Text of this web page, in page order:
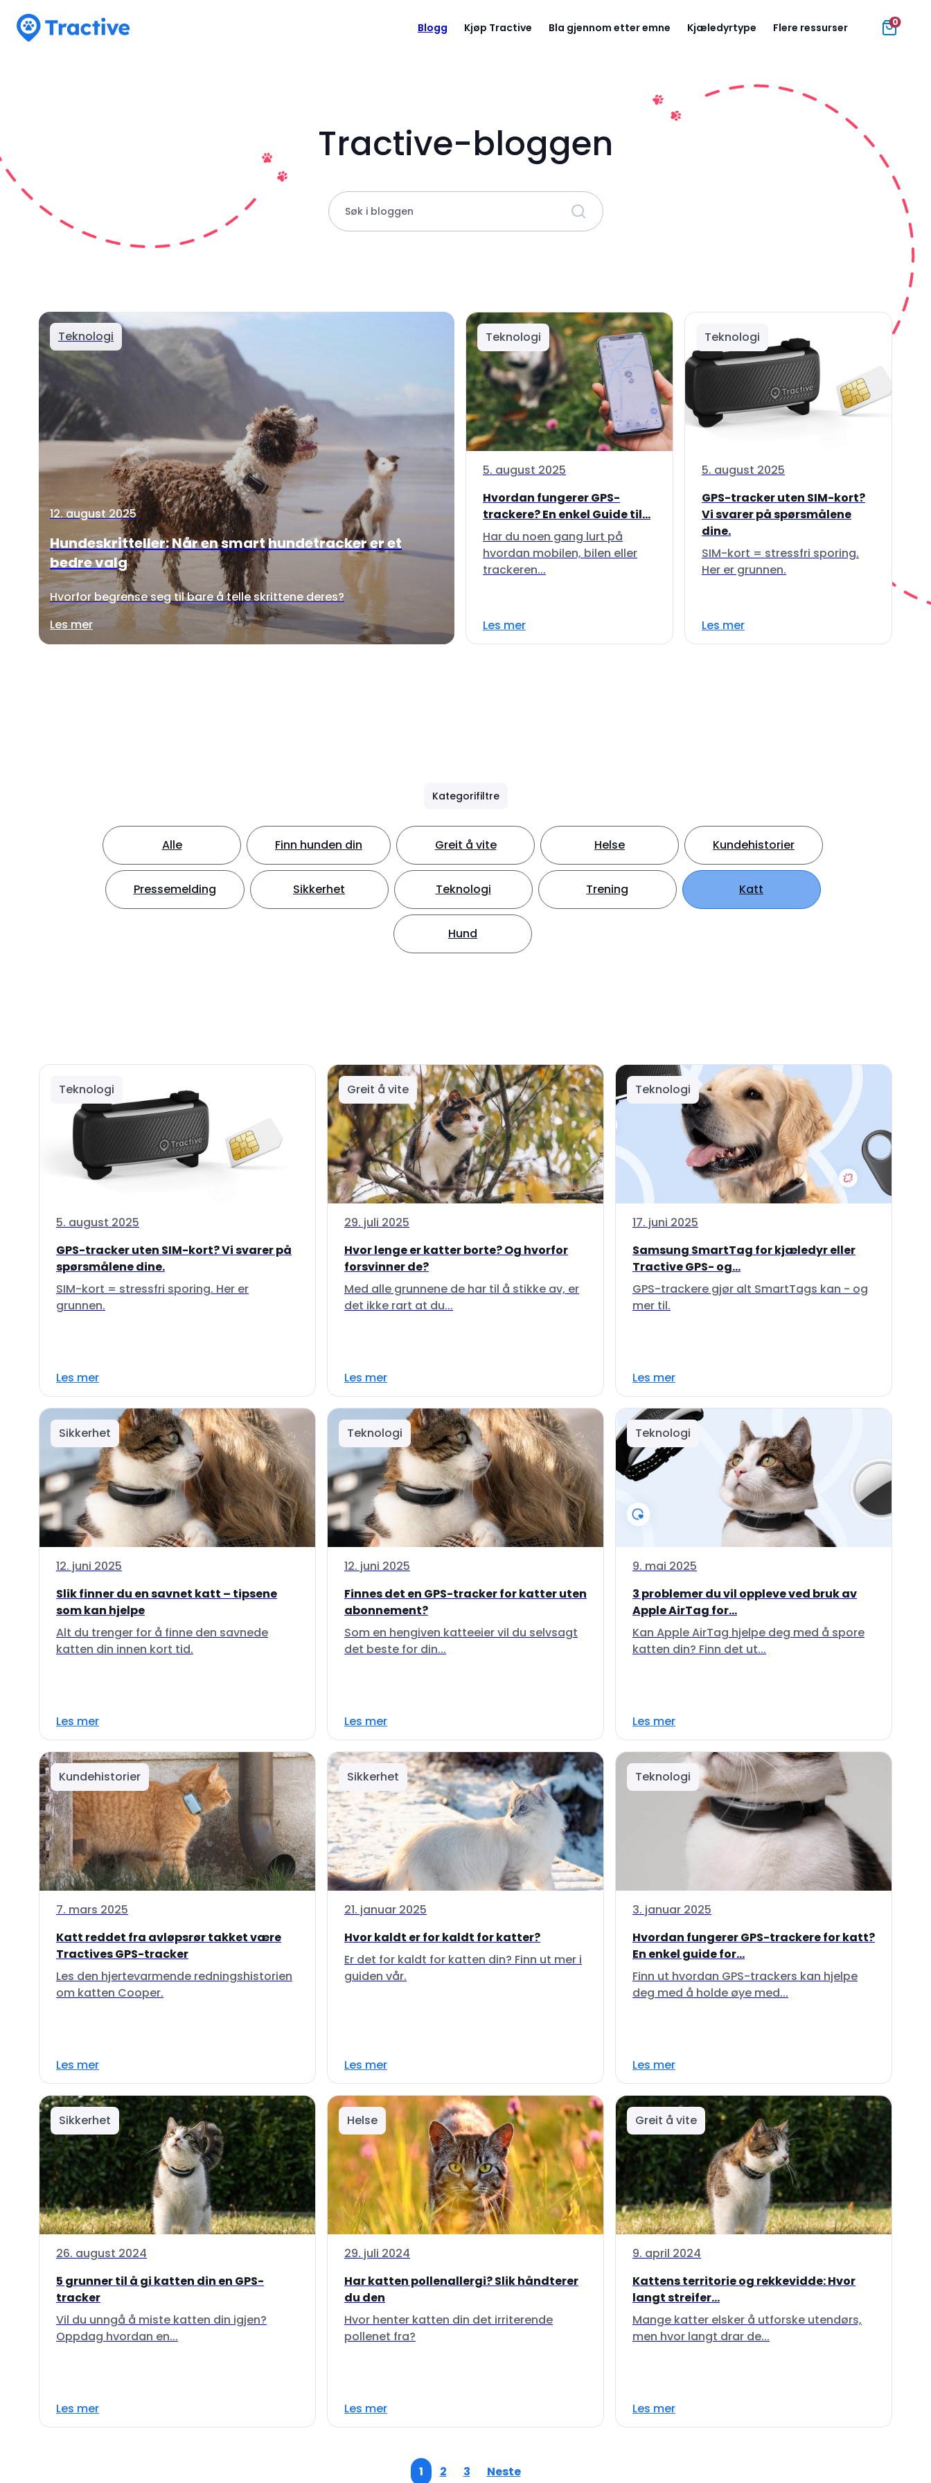
Blogg Kjøp Tractive Bla gjennom etter emne Kjæledyrtype Flere ressurser 0
Tractive-bloggen
Søk i bloggen
Teknologi
12. august 2025
Hundeskritteller: Når en smart hundetracker er et
bedre valg
Hvorfor begrense seg til bare å telle skrittene deres?
Les mer
Teknologi
5. august 2025
Hvordan fungerer GPS-
trackere? En enkel Guide til...
Har du noen gang lurt på
hvordan mobilen, bilen eller
trackeren...
Les mer
Teknologi
5. august 2025
GPS-tracker uten SIM-kort?
Vi svarer på spørsmålene
dine.
SIM-kort = stressfri sporing.
Her er grunnen.
Les mer
Kategorifiltre
Alle Finn hunden din Greit å vite Helse Kundehistorier
Pressemelding Sikkerhet Teknologi Trening Katt
Hund
Teknologi
5. august 2025
GPS-tracker uten SIM-kort? Vi svarer på
spørsmålene dine.
SIM-kort = stressfri sporing. Her er
grunnen.
Les mer
Greit å vite
29. juli 2025
Hvor lenge er katter borte? Og hvorfor
forsvinner de?
Med alle grunnene de har til å stikke av, er
det ikke rart at du...
Les mer
Teknologi
17. juni 2025
Samsung SmartTag for kjæledyr eller
Tractive GPS- og...
GPS-trackere gjør alt SmartTags kan - og
mer til.
Les mer
Sikkerhet
12. juni 2025
Slik finner du en savnet katt – tipsene
som kan hjelpe
Alt du trenger for å finne den savnede
katten din innen kort tid.
Les mer
Teknologi
12. juni 2025
Finnes det en GPS-tracker for katter uten
abonnement?
Som en hengiven katteeier vil du selvsagt
det beste for din...
Les mer
Teknologi
9. mai 2025
3 problemer du vil oppleve ved bruk av
Apple AirTag for...
Kan Apple AirTag hjelpe deg med å spore
katten din? Finn det ut...
Les mer
Kundehistorier
7. mars 2025
Katt reddet fra avløpsrør takket være
Tractives GPS-tracker
Les den hjertevarmende redningshistorien
om katten Cooper.
Les mer
Sikkerhet
21. januar 2025
Hvor kaldt er for kaldt for katter?
Er det for kaldt for katten din? Finn ut mer i
guiden vår.
Les mer
Teknologi
3. januar 2025
Hvordan fungerer GPS-trackere for katt?
En enkel guide for...
Finn ut hvordan GPS-trackers kan hjelpe
deg med å holde øye med...
Les mer
Sikkerhet
26. august 2024
5 grunner til å gi katten din en GPS-
tracker
Vil du unngå å miste katten din igjen?
Oppdag hvordan en...
Les mer
Helse
29. juli 2024
Har katten pollenallergi? Slik håndterer
du den
Hvor henter katten din det irriterende
pollenet fra?
Les mer
Greit å vite
9. april 2024
Kattens territorie og rekkevidde: Hvor
langt streifer...
Mange katter elsker å utforske utendørs,
men hvor langt drar de...
Les mer
1 2 3 Neste